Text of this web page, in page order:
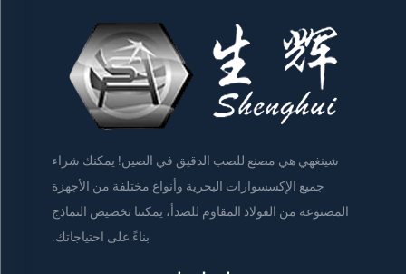
شينغهي هي مصنع للصب الدقيق في الصين! يمكنك شراء
جميع الإكسسوارات البحرية وأنواع مختلفة من الأجهزة
المصنوعة من الفولاذ المقاوم للصدأ، يمكننا تخصيص النماذج
بناءً على احتياجاتك.